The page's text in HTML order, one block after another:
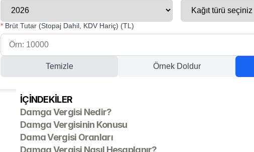
* Brüt Tutar (Stopaj Dahil, KDV Hariç) (TL)
Temizle Örnek Doldur
İÇİNDEKİLER
Damga Vergisi Nedir?
Damga Vergisinin Konusu
Dama Vergisi Oranları
Damga Vergisi Nasıl Hesaplanır?